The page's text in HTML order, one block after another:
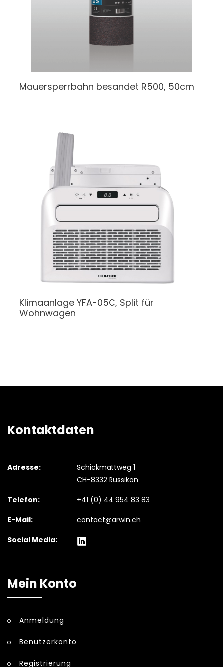
Mauersperrbahn besandet R500, 50cm
Klimaanlage YFA-05C, Split für
Wohnwagen
Kontaktdaten
Adresse:
Schickmattweg 1
CH-8332 Russikon
Telefon:
+41 (0) 44 954 83 83
E-Mail:
contact@arwin.ch
Social Media:
Mein Konto
Anmeldung
Benutzerkonto
Registrierung